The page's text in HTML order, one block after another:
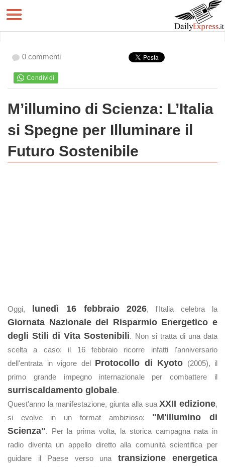
0 commenti
M’illumino di Scienza: L’Italia
si Spegne per Illuminare il
Futuro Sostenibile
Oggi, lunedì 16 febbraio 2026, l'Italia celebra la
Giornata Nazionale del Risparmio Energetico e
degli Stili di Vita Sostenibili. Non si tratta di una data
scelta a caso: il 16 febbraio ricorre infatti l'anniversario
dell'entrata in vigore del Protocollo di Kyoto (2005), il
primo grande impegno internazionale per combattere il
surriscaldamento globale.
Quest'anno la manifestazione, giunta alla suaXXII edizione,
si evolve in un format ambizioso: "M'illumino di
Scienza". Per la prima volta, la storica campagna nata in
radio diventa un appello diretto alla comunità scientifica per
guidare il Paese verso una transizione energetica